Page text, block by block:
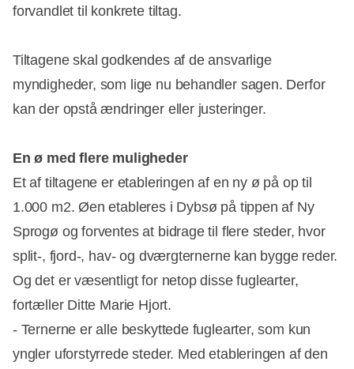
forvandlet til konkrete tiltag.
Tiltagene skal godkendes af de ansvarlige
myndigheder, som lige nu behandler sagen. Derfor
kan der opstå ændringer eller justeringer.
En ø med flere muligheder
Et af tiltagene er etableringen af en ny ø på op til
1.000 m2. Øen etableres i Dybsø på tippen af Ny
Sprogø og forventes at bidrage til flere steder, hvor
split-, fjord-, hav- og dværgternerne kan bygge reder.
Og det er væsentligt for netop disse fuglearter,
fortæller Ditte Marie Hjort.
- Ternerne er alle beskyttede fuglearter, som kun
yngler uforstyrrede steder. Med etableringen af den